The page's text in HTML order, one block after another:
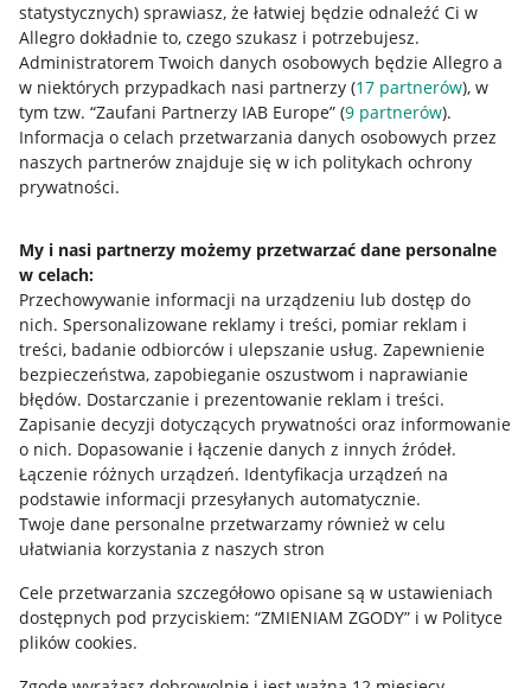
statystycznych) sprawiasz, że łatwiej będzie odnaleźć Ci w
Allegro dokładnie to, czego szukasz i potrzebujesz.
Administratorem Twoich danych osobowych będzie Allegro a
w niektórych przypadkach nasi partnerzy (17 partnerów), w
tym tzw. “Zaufani Partnerzy IAB Europe” (9 partnerów).
Informacja o celach przetwarzania danych osobowych przez
naszych partnerów znajduje się w ich politykach ochrony
prywatności.
My i nasi partnerzy możemy przetwarzać dane personalne
w celach:
Przechowywanie informacji na urządzeniu lub dostęp do
nich. Spersonalizowane reklamy i treści, pomiar reklam i
treści, badanie odbiorców i ulepszanie usług. Zapewnienie
bezpieczeństwa, zapobieganie oszustwom i naprawianie
błędów. Dostarczanie i prezentowanie reklam i treści.
Zapisanie decyzji dotyczących prywatności oraz informowanie
o nich. Dopasowanie i łączenie danych z innych źródeł.
Łączenie różnych urządzeń. Identyfikacja urządzeń na
podstawie informacji przesyłanych automatycznie.
Twoje dane personalne przetwarzamy również w celu
ułatwiania korzystania z naszych stron
Cele przetwarzania szczegółowo opisane są w ustawieniach
dostępnych pod przyciskiem: “ZMIENIAM ZGODY” i w Polityce
plików cookies.
Przydatne informacje
Jak to działa
Allegro Gadane dla sprzedających
Allegro Gadane dla kupujących
Mapa miejscowości
Informacje prawne
Regulamin
Polityka plików "cookies"
Ustawienia plików "cookies"
Udostępnianie lokalizacji
Informacje dla Aktu o Usługach Cyfrowych